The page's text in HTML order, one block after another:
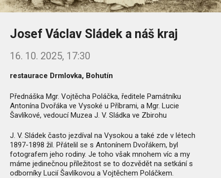
Josef Václav Sládek a náš kraj
16. 10. 2025, 17:30
restaurace Drmlovka, Bohutín
Přednáška Mgr. Vojtěcha Poláčka, ředitele Památníku
Antonína Dvořáka ve Vysoké u Příbrami, a Mgr. Lucie
Šavlíkové, vedoucí Muzea J. V. Sládka ve Zbirohu
J. V. Sládek často jezdíval na Vysokou a také zde v létech
1897-1898 žil. Přátelil se s Antonínem Dvořákem, byl
fotografem jeho rodiny. Je toho však mnohem víc a my
máme jedinečnou příležitost se to dozvědět na setkání s
odborníky Lucií Šavlíkovou a Vojtěchem Poláčkem.